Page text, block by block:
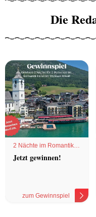
Die
2 Nächte im Romantik
Hotel
Jetzt gewinnen!
zum Gewinnspiel